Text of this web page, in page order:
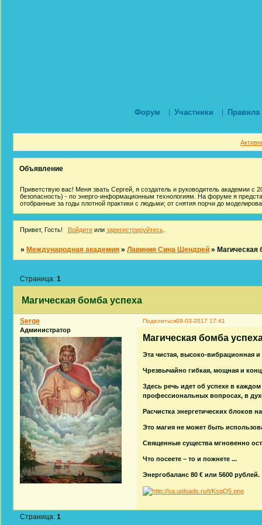
Форум Участники Правила
Объявление
Приветствую вас! Меня звать Сергей, я создатель и руководитель академии с
безопасность) - по энерго-информационным технологиям. На форуме я
отобранные за годы плотной практики с людьми; от снятия порчи до
Привет, Гость! Войдитеили зарегистрируйтесь.
»Международная академия »Лавиния Сина Шендрей »Магическая
Магическая бомба успеха
Страница:1
Поделиться09-03-2017 17:41
Serge
Администратор
Магическая бомба
Эта чистая, высоко-вибрационная
Чрезвычайно гибкая, мощная и
Здесь речь идет об успехе в
профессиональных вопросах, в
Расчистка энергетических блоков
Это магия не может быть
Священные существа мгновенно
Что посеете – то и пожнете ...
Энергобаланс 80 € или 5600 рублей.
Страница:1